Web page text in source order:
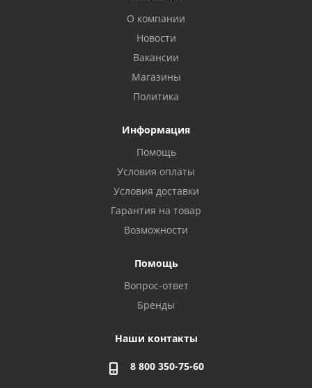
О компании
Новости
Вакансии
Магазины
Политика
Информация
Помощь
Условия оплаты
Условия доставки
Гарантия на товар
Возможности
Помощь
Вопрос-ответ
Бренды
Наши контакты
8 800 350-75-60